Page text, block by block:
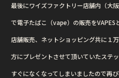
最後にワイズファクトリー店舗内（大阪
で電子たばこ（vape）の販売をVAPES
店舗販売、ネットショッピング共に１
方にプレゼントさせて頂いていたステ
すぐになくなってしまいましたので再